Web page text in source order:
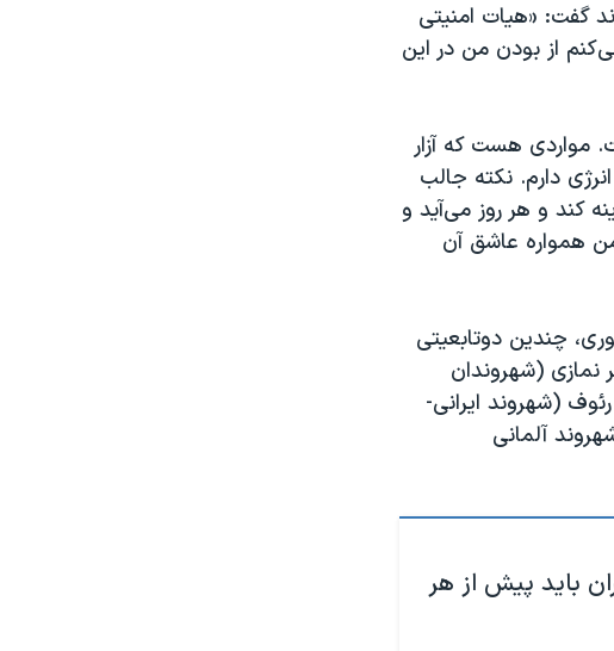
گفت: «هیات امنیتی
از بودن من در این
هست که آزار
دارم. نکته جالب
کند و هر روز می‌آید و
همواره عاشق آن
چندین دوتابعیتی
نمازی (شهروندان
(شهروند ایرانی-‌
آلمانی
باید پیش از هر